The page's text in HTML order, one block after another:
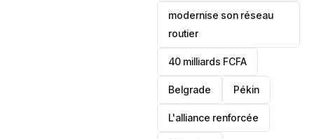
modernise son réseau
routier
40 milliards FCFA
Belgrade Pékin
L'alliance renforcée